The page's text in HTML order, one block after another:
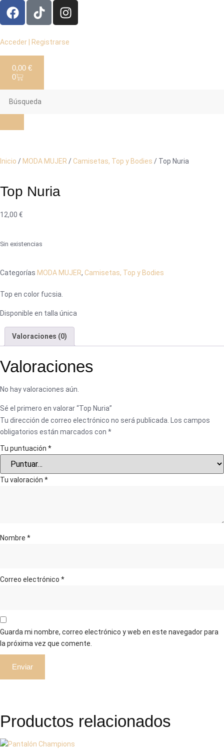
Acceder | Registrarse
0,00 €
0
Inicio / MODA MUJER /Camisetas, Top y Bodies / Top Nuria
Top Nuria
12,00 €
Sin existencias
Categorías MODA MUJER, Camisetas, Top y Bodies
Top en color fucsia.
Disponible en talla única
Valoraciones (0)
Valoraciones
No hay valoraciones aún.
Sé el primero en valorar “Top Nuria”
Tu dirección de correo electrónico no será publicada.
Los campos
obligatorios están marcados con *
Tu puntuación *
Tu valoración *
Nombre *
Correo electrónico *
Guarda mi nombre, correo electrónico y web en este navegador para
la próxima vez que comente.
Productos relacionados